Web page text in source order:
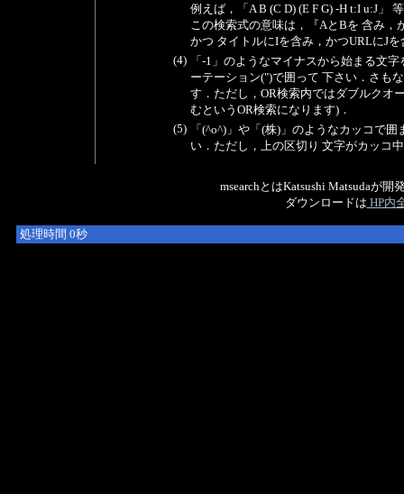
例えば，「A B (C D) (E F G) -H t:I u:J」
この検索式の意味は，『AとBを 含み，
かつ タイトルにIを含み，かつURLにJ
(4)
「-1」のようなマイナスから始まる文
ーテーション(")で囲って 下さい．さも
す．ただし，OR検索内ではダブルクオ
むというOR検索になります)．
(5)
「(^o^)」や「(株)」のようなカッコで
い．ただし，上の区切り 文字がカッコ
msearchとはKatsushi Matsudaが
ダウンロードは HP内
処理時間 0秒